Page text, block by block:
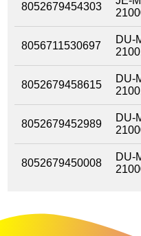
8052679454303
8056711530697
DU-
8052679458615
DU-
8052679452989
DU-
8052679450008
DU-